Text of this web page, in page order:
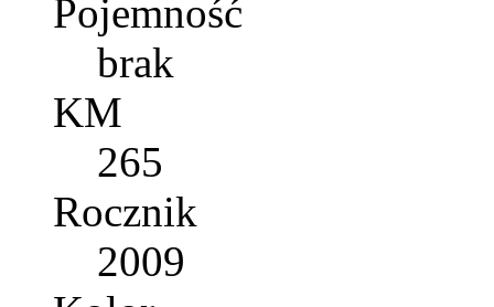
Pojemność
brak
KM
265
Rocznik
2009